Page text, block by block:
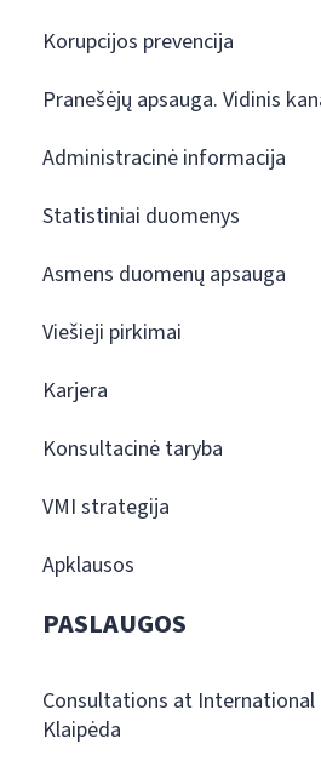
Korupcijos prevencija
Pranešėjų apsauga. Vidinis
Administracinė informacija
Statistiniai duomenys
Asmens duomenų apsauga
Viešieji pirkimai
Karjera
Konsultacinė taryba
VMI strategija
Apklausos
PASLAUGOS
Consultations at International
Klaipėda